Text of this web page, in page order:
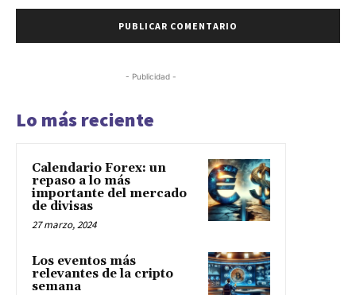
- Publicidad -
Lo más reciente
Calendario Forex: un
repaso a lo más
importante del mercado
de divisas
27 marzo, 2024
Los eventos más
relevantes de la cripto
semana